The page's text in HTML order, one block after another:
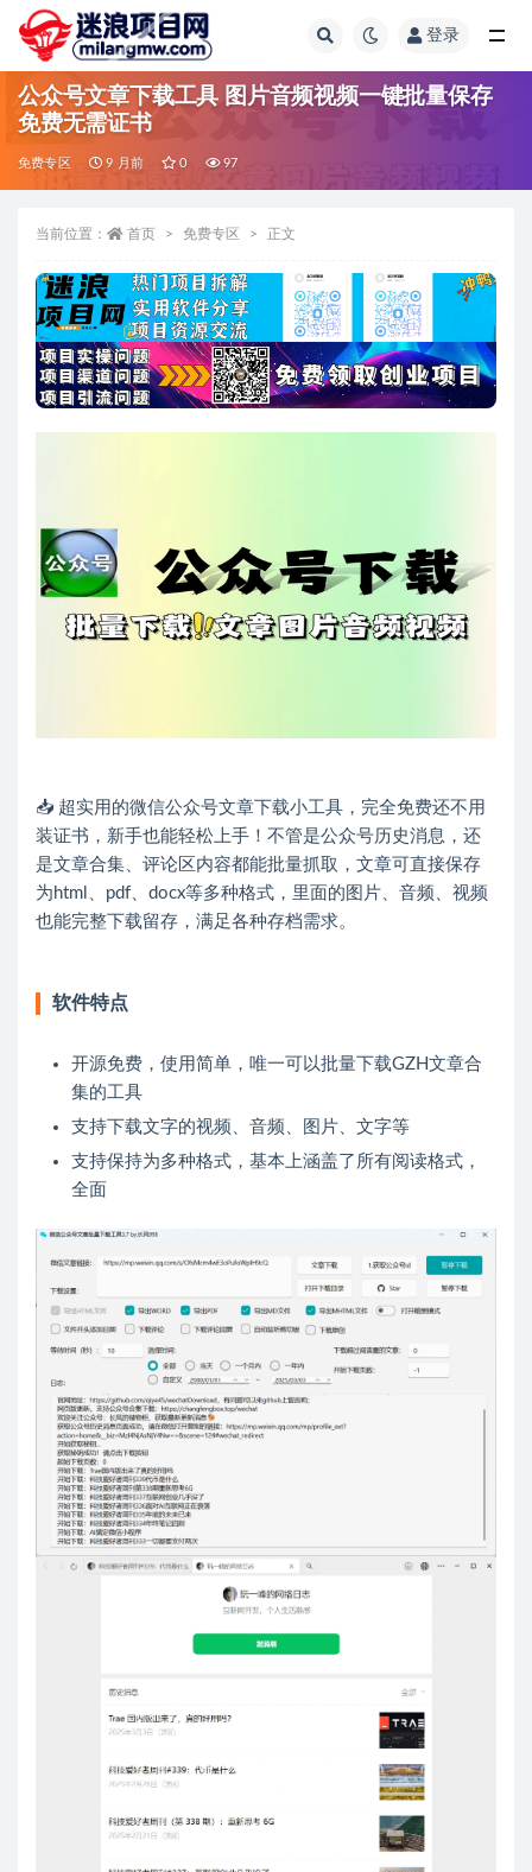
登录
公众号文章下载工具 图片音频视频一键批量保存
免费无需证书
免费专区 9 月前 0 97
当前位置： 首页 免费专区 正文
📥 超实用的微信公众号文章下载小工具，完全免费还不用
装证书，新手也能轻松上手！不管是公众号历史消息，还
是文章合集、评论区内容都能批量抓取，文章可直接保存
为html、pdf、docx等多种格式，里面的图片、音频、视频
也能完整下载留存，满足各种存档需求。
软件特点
开源免费，使用简单，唯一可以批量下载GZH文章合
集的工具
支持下载文字的视频、音频、图片、文字等
支持保持为多种格式，基本上涵盖了所有阅读格式，
全面
全部